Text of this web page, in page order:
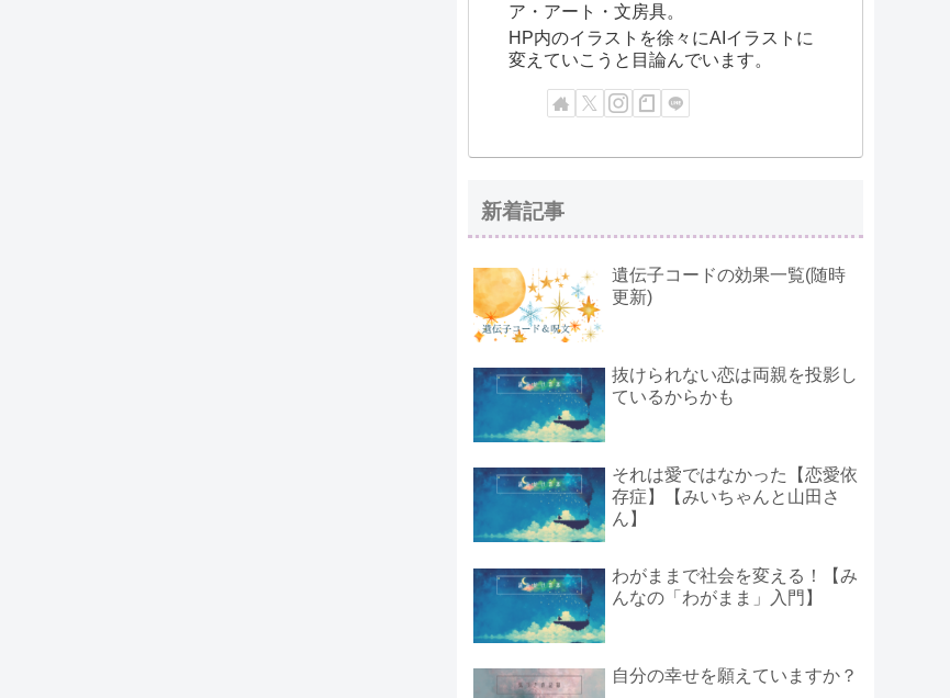
ア・アート・文房具。
HP内のイラストを徐々にAIイラストに
変えていこうと目論んでいます。
新着記事
遺伝子コードの効果一覧(随時
更新)
抜けられない恋は両親を投影し
ているからかも
それは愛ではなかった【恋愛依
存症】【みいちゃんと山田さ
ん】
わがままで社会を変える！【み
んなの「わがまま」入門】
自分の幸せを願えていますか？